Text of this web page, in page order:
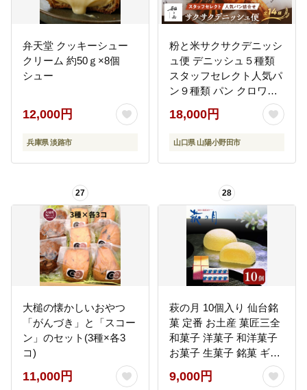
弁天堂 クッキーシュー
クリーム 約50ｇ×8個
シュー
12,000円
兵庫県 淡路市
粉と米サクサクデニッシ
ュ便 デニッシュ５種類
スタッフセレクト人気パ
ン９種類 パン クロワッ
サン バイカラー 紅茶 パ
ンスイス アップルパイ
パンオショコラ ブレッ
931
18,000円
山口県 山陽小野田市
27
大槌の懐かしいおやつ
「がんづき」と「スコー
ン」のセット(3種×各3
コ)
11,000円
28
萩の月 10個入り 仙台銘
菓 定番 お土産 菓匠三全
和菓子 洋菓子 和洋菓子
お菓子 生菓子 銘菓 ギフ
ト 宮城 スペシャルキャ
ンペーン カスタードク
9,000円